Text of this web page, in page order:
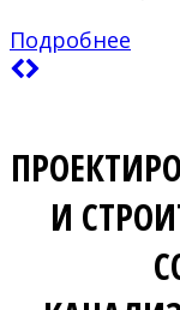
Подробнее
И